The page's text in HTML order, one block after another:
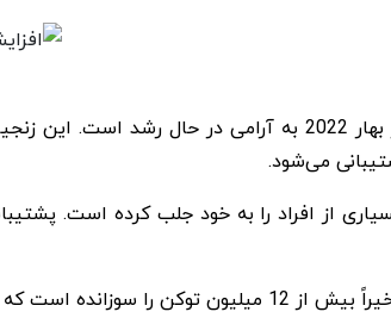
از افراد را به خود جلب کرده است.